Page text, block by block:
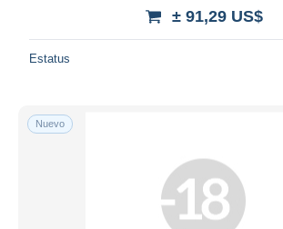
± 91,29 US$
Estatus
Nuevo